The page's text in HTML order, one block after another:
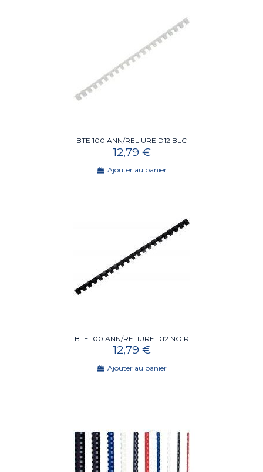
BTE 100 ANN/RELIURE D12 BLC
12,79 €
Ajouter au panier
BTE 100 ANN/RELIURE D12 NOIR
12,79 €
Ajouter au panier